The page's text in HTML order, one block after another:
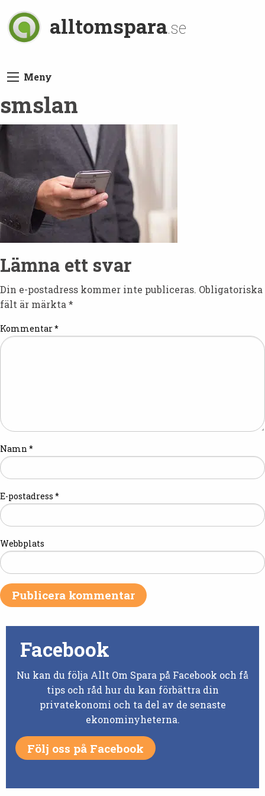
alltomspara.se
Meny
smslan
Lämna ett svar
Din e-postadress kommer inte publiceras. Obligatoriska
fält är märkta *
Kommentar*
Namn *
E-postadress *
Webbplats
Facebook
Nu kan du följa Allt Om Spara på Facebook och få
tips och råd hur du kan förbättra din
privatekonomi och ta del av de senaste
ekonominyheterna.
Följ oss på Facebook